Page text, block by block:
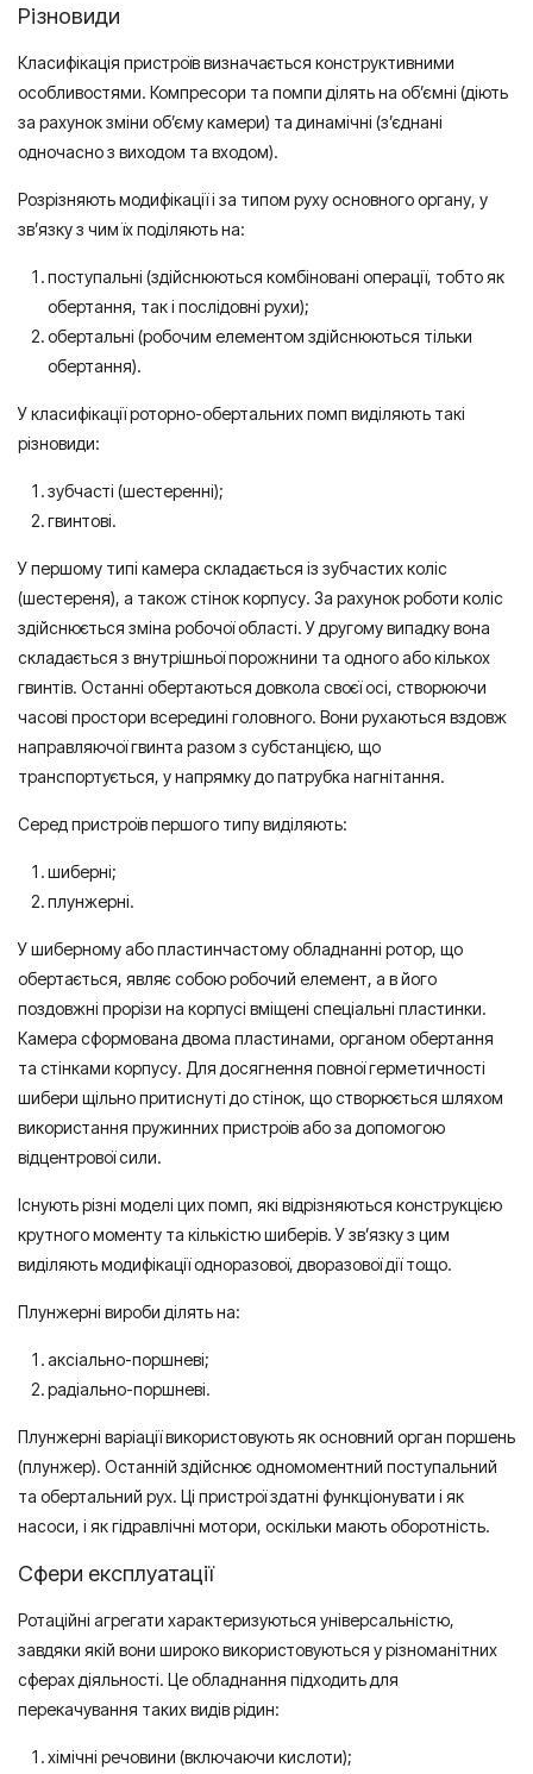
Різновиди
Класифікація пристроїв визначається конструктивними
особливостями. Компресори та помпи ділять на об’ємні (діють
за рахунок зміни об’єму камери) та динамічні (з’єднані
одночасно з виходом та входом).
Розрізняють модифікації і за типом руху основного органу, у
зв’язку з чим їх поділяють на:
поступальні (здійснюються комбіновані операції, тобто як
обертання, так і послідовні рухи);
обертальні (робочим елементом здійснюються тільки
обертання).
У класифікації роторно-обертальних помп виділяють такі
різновиди:
зубчасті (шестеренні);
гвинтові.
У першому типі камера складається із зубчастих коліс
(шестереня), а також стінок корпусу. За рахунок роботи коліс
здійснюється зміна робочої області. У другому випадку вона
складається з внутрішньої порожнини та одного або кількох
гвинтів. Останні обертаються довкола своєї осі, створюючи
часові простори всередині головного. Вони рухаються вздовж
направляючої гвинта разом з субстанцією, що
транспортується, у напрямку до патрубка нагнітання.
Серед пристроїв першого типу виділяють:
шиберні;
плунжерні.
У шиберному або пластинчастому обладнанні ротор, що
обертається, являє собою робочий елемент, а в його
поздовжні прорізи на корпусі вміщені спеціальні пластинки.
Камера сформована двома пластинами, органом обертання
та стінками корпусу. Для досягнення повної герметичності
шибери щільно притиснуті до стінок, що створюється шляхом
використання пружинних пристроїв або за допомогою
відцентрової сили.
Існують різні моделі цих помп, які відрізняються конструкцією
крутного моменту та кількістю шиберів. У зв’язку з цим
виділяють модифікації одноразової, дворазової дії тощо.
Плунжерні вироби ділять на:
аксіально-поршневі;
радіально-поршневі.
Плунжерні варіації використовують як основний орган поршень
(плунжер). Останній здійснює одномоментний поступальний
та обертальний рух. Ці пристрої здатні функціонувати і як
насоси, і як гідравлічні мотори, оскільки мають оборотність.
Сфери експлуатації
Ротаційні агрегати характеризуються універсальністю,
завдяки якій вони широко використовуються у різноманітних
сферах діяльності. Це обладнання підходить для
перекачування таких видів рідин:
хімічні речовини (включаючи кислоти);